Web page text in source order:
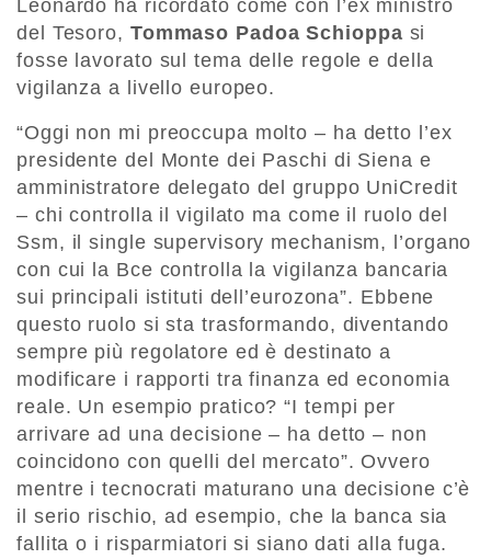
Leonardo ha ricordato come con l’ex ministro
del Tesoro, Tommaso Padoa Schioppa si
fosse lavorato sul tema delle regole e della
vigilanza a livello europeo.
“Oggi non mi preoccupa molto – ha detto l’ex
presidente del Monte dei Paschi di Siena e
amministratore delegato del gruppo UniCredit
– chi controlla il vigilato ma come il ruolo del
Ssm, il single supervisory mechanism, l’organo
con cui la Bce controlla la vigilanza bancaria
sui principali istituti dell’eurozona”. Ebbene
questo ruolo si sta trasformando, diventando
sempre più regolatore ed è destinato a
modificare i rapporti tra finanza ed economia
reale. Un esempio pratico? “I tempi per
arrivare ad una decisione – ha detto – non
coincidono con quelli del mercato”. Ovvero
mentre i tecnocrati maturano una decisione c’è
il serio rischio, ad esempio, che la banca sia
fallita o i risparmiatori si siano dati alla fuga.